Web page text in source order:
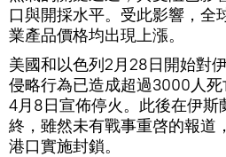
口與開採水平。受此影響，全
業產品價格均出現上漲。
美國和以色列2月28日開始對
侵略行為已造成超過3000人
4月8日宣佈停火。此後在伊斯
終，雖然未有戰事重啓的報道
港口實施封鎖。